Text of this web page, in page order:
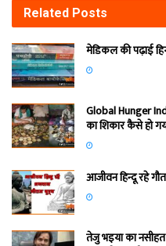
Related Posts
मेडिकल की पढ़ाई
Global Hunger
का शिकार कैसे हो
आजीवन हिन्दू रहे
तेजु भइया का